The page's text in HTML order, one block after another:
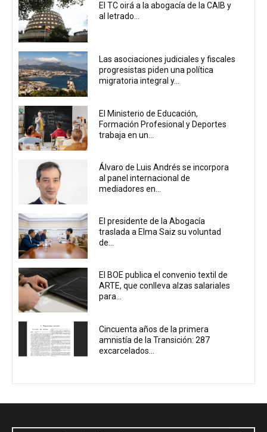
El TC oirá a la abogacía de la CAIB y
al letrado...
Las asociaciones judiciales y fiscales
progresistas piden una política
migratoria integral y...
El Ministerio de Educación,
Formación Profesional y Deportes
trabaja en un...
Álvaro de Luis Andrés se incorpora
al panel internacional de
mediadores en...
El presidente de la Abogacía
traslada a Elma Saiz su voluntad
de...
El BOE publica el convenio textil de
ARTE, que conlleva alzas salariales
para...
Cincuenta años de la primera
amnistía de la Transición: 287
excarcelados...